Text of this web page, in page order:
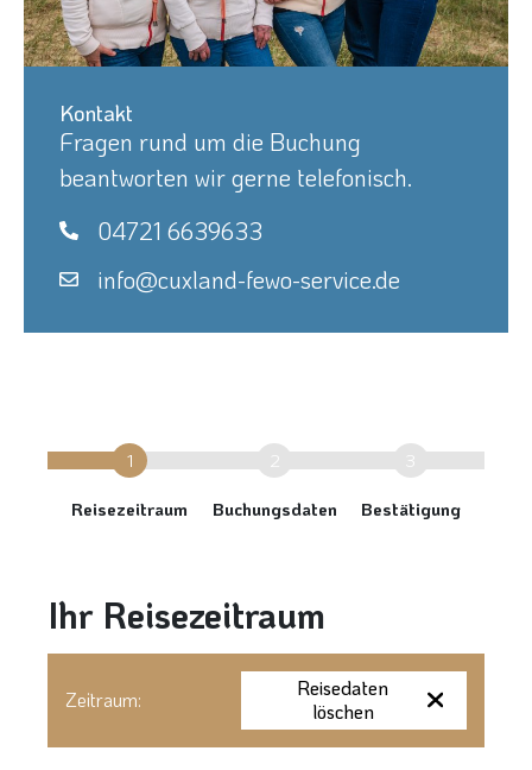
Kontakt
Fragen rund um die Buchung
beantworten wir gerne telefonisch.
04721 6639633
info@cuxland-fewo-service.de